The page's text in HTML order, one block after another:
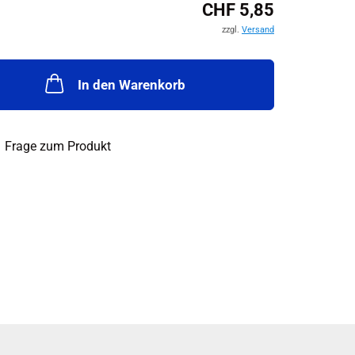
CHF 5,85
zzgl. Versand
In den Warenkorb
Frage zum Produkt